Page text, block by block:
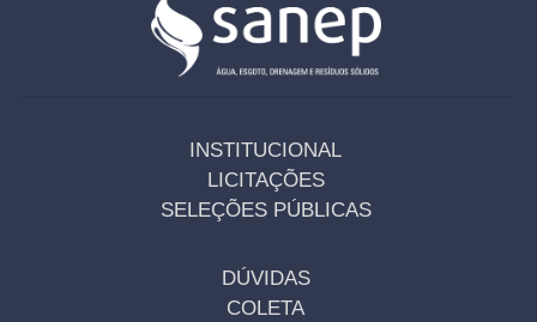
INSTITUCIONAL
LICITAÇÕES
SELEÇÕES PÚBLICAS
DÚVIDAS
COLETA